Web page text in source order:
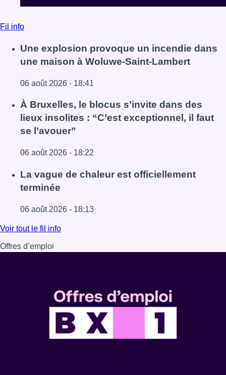
Fil info
Une explosion provoque un incendie dans
une maison à Woluwe-Saint-Lambert
06 août 2026 - 18:41
Lire l'article Une explosion provoque un incendie dans
À Bruxelles, le blocus s’invite dans des
lieux insolites : “C’est exceptionnel, il faut
se l’avouer”
06 août 2026 - 18:22
Lire l'article À Bruxelles, le blocus s’invite dans des lieux
La vague de chaleur est officiellement
terminée
06 août 2026 - 18:13
Lire l'article La vague de chaleur est officiellement
Voir tout le fil info
Offres d’emploi